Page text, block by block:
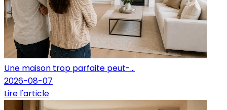
Une maison trop parfaite peut-...
2026-08-07
Lire l'article